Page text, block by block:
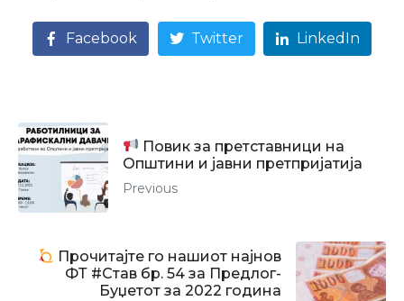
Facebook Twitter LinkedIn
Повик за претставници на
Општини и јавни претпријатија
Previous
Прочитајте го нашиот најнов
ФТ #Став бр. 54 за Предлог-
Буџетот за 2022 година